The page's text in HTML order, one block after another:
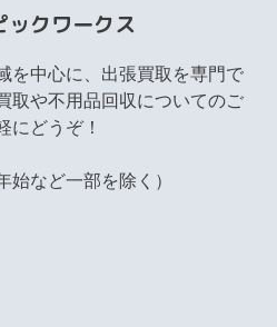
ックワークス
を中心に、出張買取を専門で
取や不用品回収についてのご
にどうぞ！
など一部を除く）